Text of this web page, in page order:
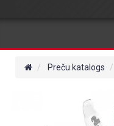
PIEGĀDE
KONTAKTINFORMĀCIJA
Preču katalogs